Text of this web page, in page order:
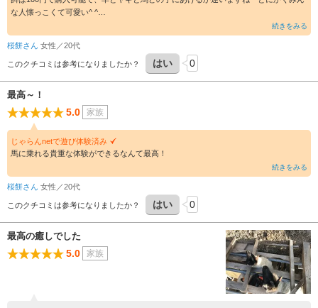
な人懐っこくて可愛い^ ^
続きをみる
桜餅さん 女性／20代
このクチコミは参考になりましたか？ はい 0
最高～！
5.0 家族
じゃらんnetで遊び体験済み
馬に乗れる貴重な体験ができるなんて最高！
続きをみる
桜餅さん 女性／20代
このクチコミは参考になりましたか？ はい 0
最高の癒しでした
5.0 家族